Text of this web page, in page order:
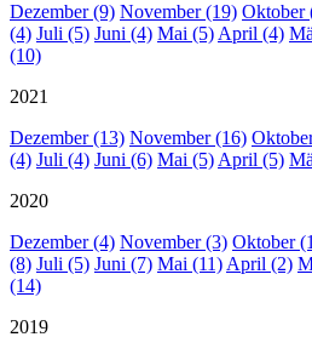
Dezember (9) November (19) Oktober
(4) Juli (5) Juni (4) Mai (5)April (4)
(10)
2021
Dezember (13) November (16)
(4) Juli (4) Juni (6) Mai (5)April (5)
2020
Dezember (4) November (3) Oktober
(8) Juli (5) Juni (7) Mai (11)April (2)
(14)
2019